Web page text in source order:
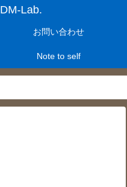
Lab.
お問い合わせ
Note to self